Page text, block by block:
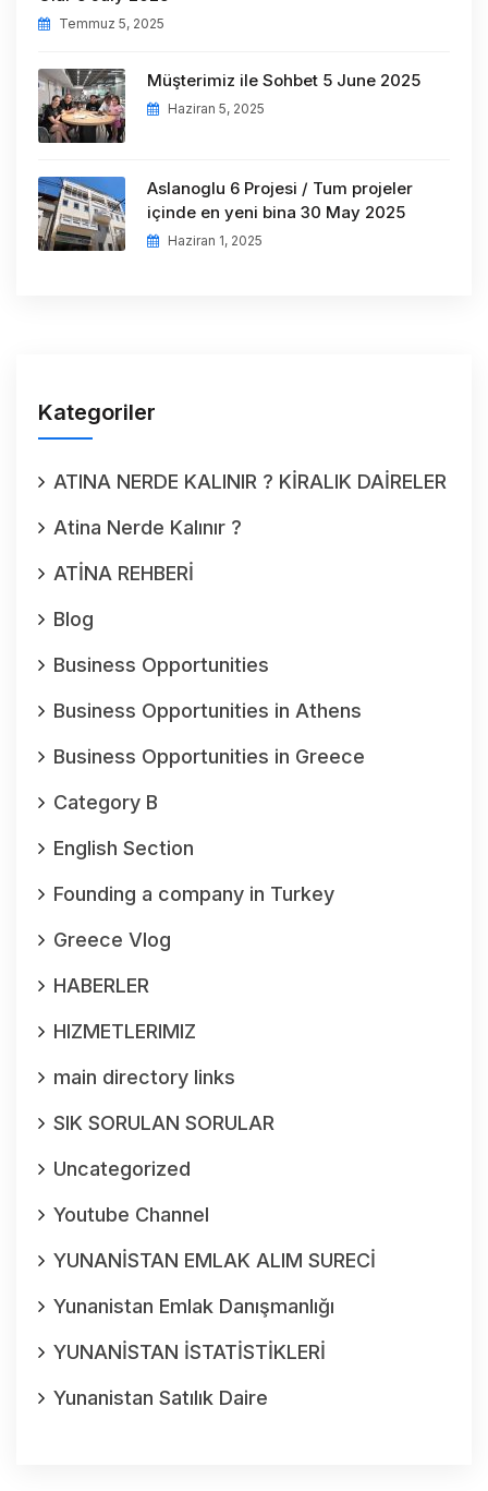
Temmuz 5, 2025
Müşterimiz ile Sohbet 5 June 2025
Haziran 5, 2025
Aslanoglu 6 Projesi / Tum projeler
içinde en yeni bina 30 May 2025
Haziran 1, 2025
Kategoriler
ATINA NERDE KALINIR ? KİRALIK DAİRELER
Atina Nerde Kalınır ?
ATİNA REHBERİ
Blog
Business Opportunities
Business Opportunities in Athens
Business Opportunities in Greece
Category B
English Section
Founding a company in Turkey
Greece Vlog
HABERLER
HIZMETLERIMIZ
main directory links
SIK SORULAN SORULAR
Uncategorized
Youtube Channel
YUNANİSTAN EMLAK ALIM SURECİ
Yunanistan Emlak Danışmanlığı
YUNANİSTAN İSTATİSTİKLERİ
Yunanistan Satılık Daire